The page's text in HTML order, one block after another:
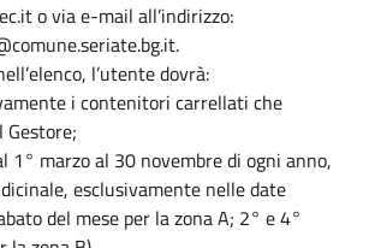
o via e-mail all’indirizzo:
l’utente dovrà:
i contenitori carrellati che
1° marzo al 30 novembre di ogni anno,
esclusivamente nelle date
del mese per la zona A; 2° e 4°